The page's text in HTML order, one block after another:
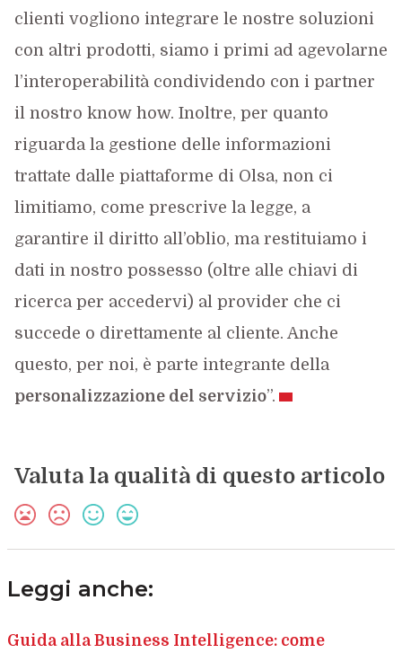
clienti vogliono integrare le nostre soluzioni
con altri prodotti, siamo i primi ad agevolarne
l’interoperabilità condividendo con i partner
il nostro know how. Inoltre, per quanto
riguarda la gestione delle informazioni
trattate dalle piattaforme di Olsa, non ci
limitiamo, come prescrive la legge, a
garantire il diritto all’oblio, ma restituiamo i
dati in nostro possesso (oltre alle chiavi di
ricerca per accedervi) al provider che ci
succede o direttamente al cliente. Anche
questo, per noi, è parte integrante della
personalizzazione del servizio”.
Valuta la qualità di questo articolo
Leggi anche:
Guida alla Business Intelligence: come